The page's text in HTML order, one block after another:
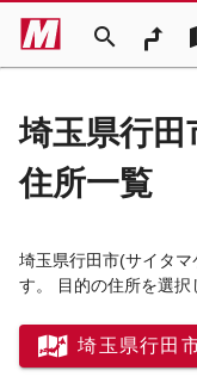
search
埼玉県行田
住所一覧
埼玉県行田市(サイタマ
す。 目的の住所を選択
埼玉県行田